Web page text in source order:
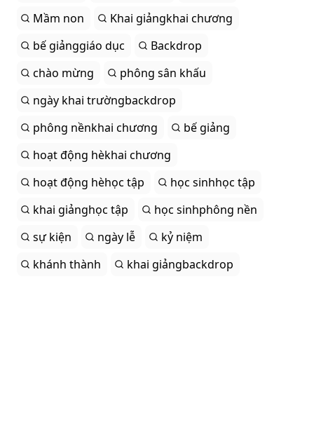
Mầm non
Khai giảngkhai chương
bế giảnggiáo dục
Backdrop
chào mừng
phông sân khấu
ngày khai trườngbackdrop
phông nềnkhai chương
bế giảng
hoạt động hèkhai chương
hoạt động hèhọc tập
học sinhhọc tập
khai giảnghọc tập
học sinhphông nền
sự kiện
ngày lễ
kỷ niệm
khánh thành
khai giảngbackdrop